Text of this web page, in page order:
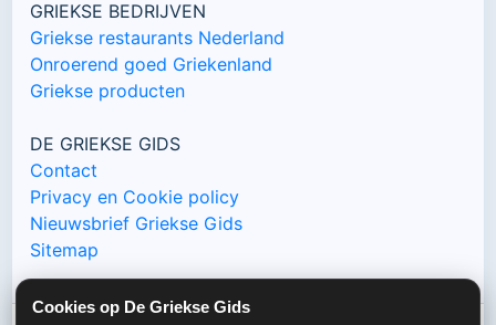
Cookies op De Griekse Gids
GRIEKSE BEDRIJVEN
Griekse restaurants Nederland
Onroerend goed Griekenland
Griekse producten
DE GRIEKSE GIDS
Contact
Privacy en Cookie policy
Nieuwsbrief Griekse Gids
Sitemap